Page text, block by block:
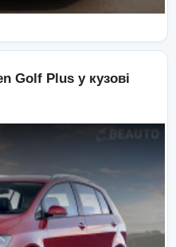
Golf Plus у кузові